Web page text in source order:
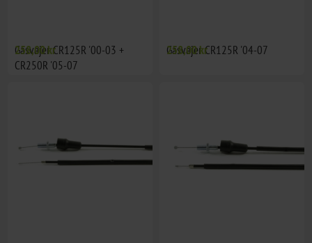
Gasvajer CR125R '00-03 +
CR250R '05-07
258,00 kr Gasvajer CR125R '04-07
258,00 kr